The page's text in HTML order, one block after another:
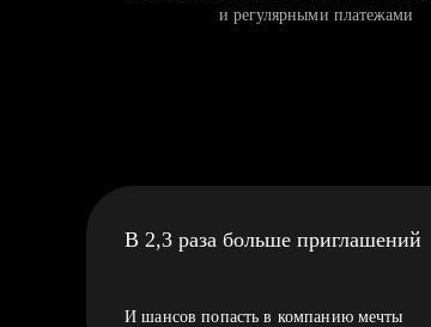
и регулярными платежами
В 2,3 раза больше приглашений
И шансов попасть в компанию мечты